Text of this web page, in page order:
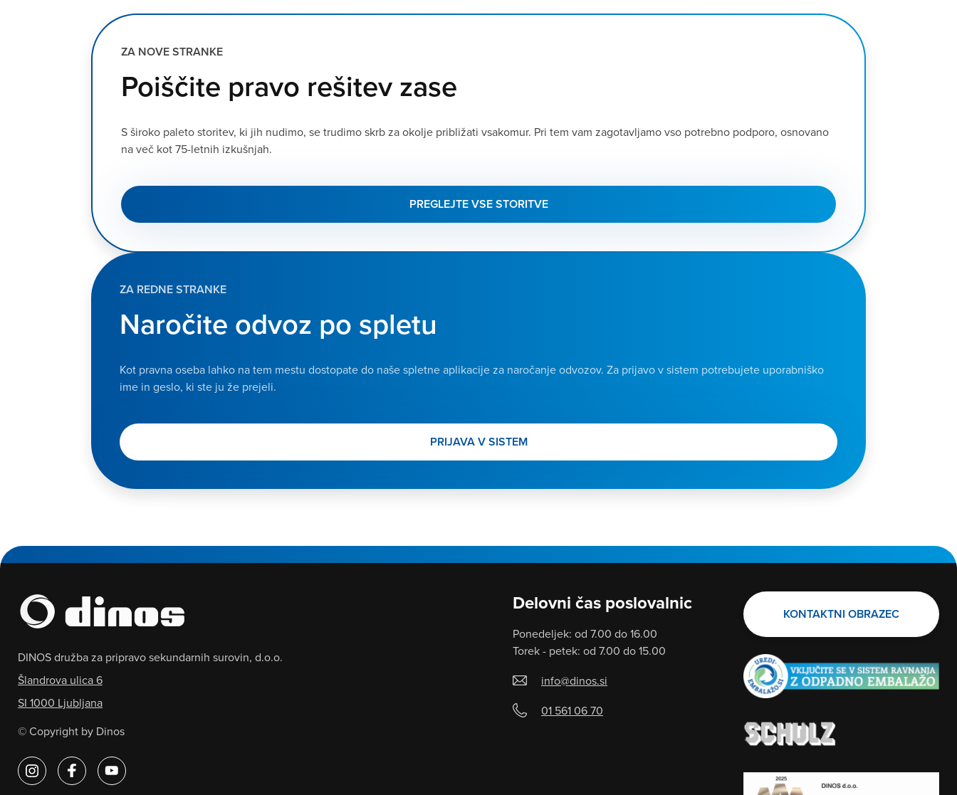
ZA NOVE STRANKE
Poiščite pravo rešitev zase
S široko paleto storitev, ki jih nudimo, se trudimo skrb za okolje približati vsakomur. Pri tem vam zagotavljamo vso potrebno podporo, osnovano
na več kot 75-letnih izkušnjah.
PREGLEJTE VSE STORITVE
ZA REDNE STRANKE
Naročite odvoz po spletu
Kot pravna oseba lahko na tem mestu dostopate do naše spletne aplikacije za naročanje odvozov. Za prijavo v sistem potrebujete uporabniško
ime in geslo, ki ste ju že prejeli.
PRIJAVA V SISTEM
DINOS družba za pripravo sekundarnih surovin, d.o.o.
Šlandrova ulica 6
SI 1000 Ljubljana
© Copyright by Dinos
Delovni čas poslovalnic
Ponedeljek: od 7.00 do 16.00
Torek - petek: od 7.00 do 15.00
info@dinos.si
01 561 06 70
KONTAKTNI OBRAZEC